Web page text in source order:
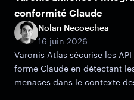
conformité Claude
Nolan Necoechea
16 juin 2026
Varonis Atlas sécurise les
forme Claude en détectant
menaces dans le contexte